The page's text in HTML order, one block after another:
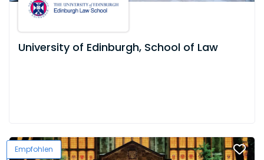
University of Edinburgh, School of Law
Empfohlen